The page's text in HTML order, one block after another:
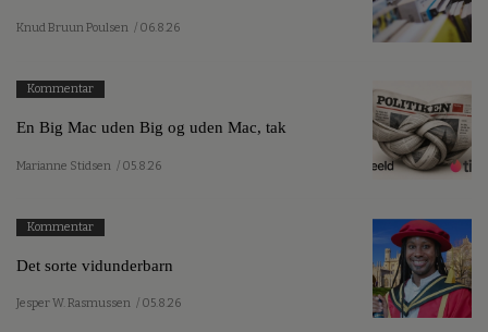
Knud Bruun Poulsen / 06.8.26
Kommentar
En Big Mac uden Big og uden Mac, tak
Marianne Stidsen / 05.8.26
Kommentar
Det sorte vidunderbarn
Jesper W. Rasmussen / 05.8.26